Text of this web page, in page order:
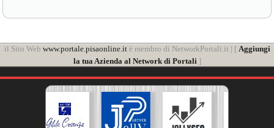
il Sito Web www.portale.pisaonline.itè membro di NetworkPortali.it | [ Aggiungi
la tua Azienda al Network di Portali ]